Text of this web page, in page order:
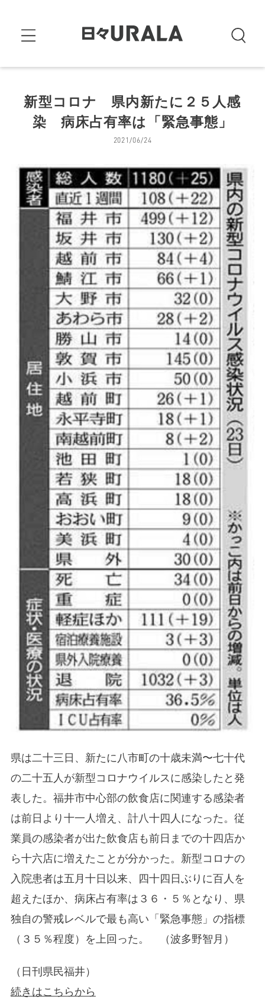
新型コロナ 県内新たに２５人感
染 病床占有率は「緊急事態」
2021/06/24
県は二十三日、新たに八市町の十歳未満〜七十代
の二十五人が新型コロナウイルスに感染したと発
表した。福井市中心部の飲食店に関連する感染者
は前日より十一人増え、計八十四人になった。従
業員の感染者が出た飲食店も前日までの十四店か
ら十六店に増えたことが分かった。新型コロナの
入院患者は五月十日以来、四十四日ぶりに百人を
超えたほか、病床占有率は３６・５％となり、県
独自の警戒レベルで最も高い「緊急事態」の指標
（３５％程度）を上回った。 （波多野智月）
（日刊県民福井）
続きはこちらから